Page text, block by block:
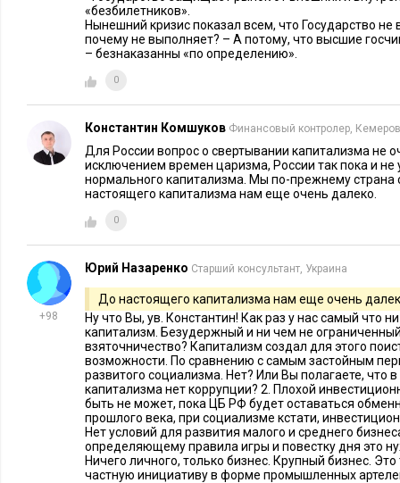
Финансовый кризис достиг своего апогея осенью 2008 г.
традиционные сомнения в нашей системе — ощущению
степени способствовали и те, кто формировал многие
стратегии по выходу из кризиса.
В своем знаменитом романе «Атлант расправил плечи»
это происходит. Общественные деятели и политики винят
созданной государством, свободный рынок, в результате
законов, которые только усиливают разрушение, а затем
обвинениями и упреками.
которые зачастую неочевидны даже для приверженцев
вопросы, связанные с худшим экономическим кри­зисом,
лет.
Сегодняшний всплеск критики капитализма — совсем не
завоевал плохую репутацию еще до появления Карла
неспокойные времена у людей появляется естественное
отпущения.
На протяжении всей истории во време­на экономической
винили «предпринима­телей-проходимцев»:
«безбилетников».
Нынешний кризис показал всем, что Государство
почему не выполняет? – А потому, что высшие
– безнаказанны «по определению».
0
Константин Комшуков Финансовый контролер,
Для России вопрос о свертывании капитализма не
исключением времен царизма, России так пока и не
нормального капитализма. Мы по-прежнему страна
настоящего капитализма нам еще очень далеко.
0
+98
Юрий Назаренко Старший консультант, Украина
До настоящего капитализма нам еще очень
Ну что Вы, ув. Константин! Как раз у нас самый что
капитализм. Безудержный и ни чем не
взяточничество? Капитализм создал для этого
возможности. По сравнению с самым застойным
развитого социализма. Нет? Или Вы полагаете, что в
капитализма нет коррупции? 2. Плохой
быть не может, пока ЦБ РФ будет оставаться
прошлого века, при социализме кстати,
Нет условий для развития малого и среднего
определяющему правила игры и повестку дня это
Ничего личного, только бизнес. Крупный бизнес.
частную инициативу в форме промышленных